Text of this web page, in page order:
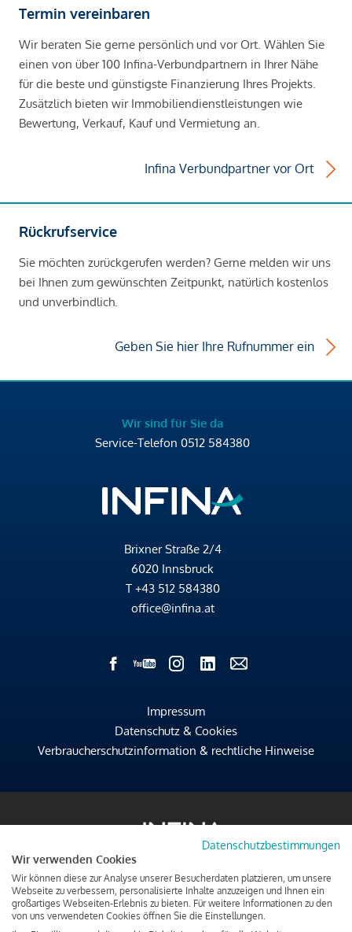
Termin vereinbaren
Wir beraten Sie gerne persönlich und vor Ort. Wählen Sie
einen von über 100 Infina-Verbundpartnern in Ihrer Nähe
für die beste und günstigste Finanzierung Ihres Projekts.
Zusätzlich bieten wir Immobiliendienstleistungen wie
Bewertung, Verkauf, Kauf und Vermietung an.
Infina Verbundpartner vor Ort
Rückrufservice
Sie möchten zurückgerufen werden? Gerne melden wir uns
bei Ihnen zum gewünschten Zeitpunkt, natürlich kostenlos
und unverbindlich.
Geben Sie hier Ihre Rufnummer ein
Wir sind für Sie da
Service-Telefon 0512 584380
Brixner Straße 2/4
6020 Innsbruck
T +43 512 584380
office@infina.at
Impressum
Datenschutz & Cookies
Verbraucherschutzinformation & rechtliche Hinweise
Datenschutzbestimmungen
Wir verwenden Cookies
Wir können diese zur Analyse unserer Besucherdaten platzieren, um unsere
Webseite zu verbessern, personalisierte Inhalte anzuzeigen und Ihnen ein
großartiges Webseiten-Erlebnis zu bieten. Für weitere Informationen zu den
von uns verwendeten Cookies öffnen Sie die Einstellungen.